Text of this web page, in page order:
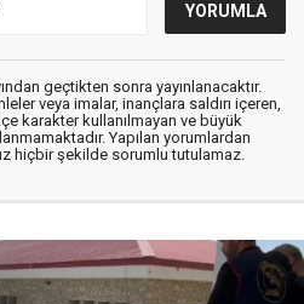
geçtikten sonra yayınlanacaktır.
veya imalar, inançlara saldırı içeren,
karakter kullanılmayan ve büyük
Yapılan yorumlardan
hiçbir şekilde sorumlu tutulamaz.